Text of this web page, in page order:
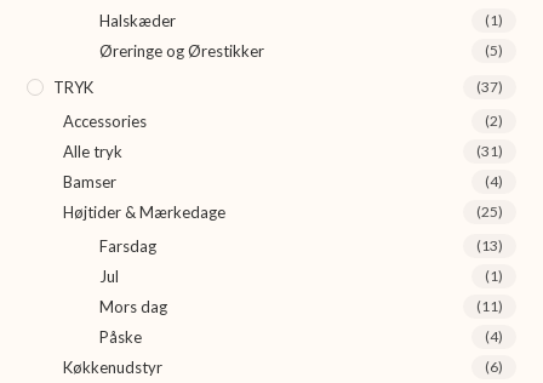
Halskæder (1)
Øreringe og Ørestikker (5)
TRYK (37)
Accessories (2)
Alle tryk (31)
Bamser (4)
Højtider & Mærkedage (25)
Farsdag (13)
Jul (1)
Mors dag (11)
Påske (4)
Køkkenudstyr (6)